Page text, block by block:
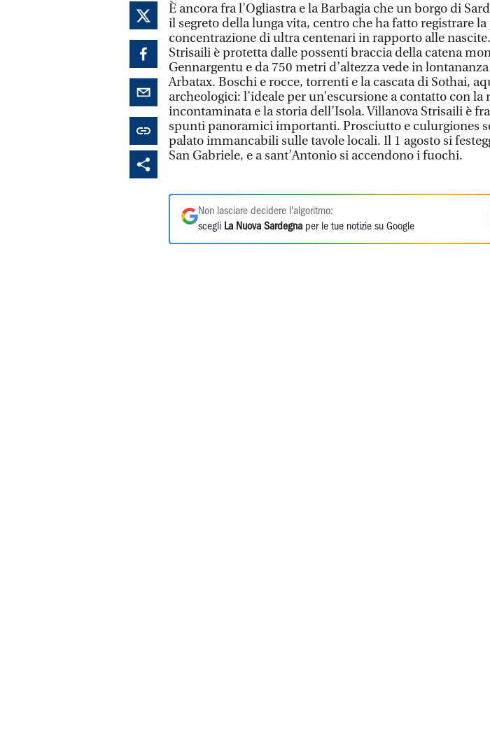
È ancora fra l’Ogliastra e la Barbagia che un borgo di
il segreto della lunga vita, centro che ha fatto registrare
concentrazione di ultra centenari in rapporto alle
Strisaili è protetta dalle possenti braccia della catena
Gennargentu e da 750 metri d’altezza vede in
Arbatax. Boschi e rocce, torrenti e la cascata di Sothai,
archeologici: l’ideale per un’escursione a contatto con la
incontaminata e la storia dell’Isola. Villanova Strisaili è
spunti panoramici importanti. Prosciutto e culurgiones
palato immancabili sulle tavole locali. Il 1 agosto si
San Gabriele, e a sant’Antonio si accendono i fuochi.
Non lasciare decidere l'algoritmo:
scegli La Nuova Sardegna per le tue notizie su Google